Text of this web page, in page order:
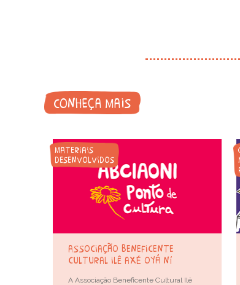
conheça mais
materiais
desenvolvidos
associação beneficente
cultural ilê axé oyá ní
A Associação Beneficente Cultural Ilê